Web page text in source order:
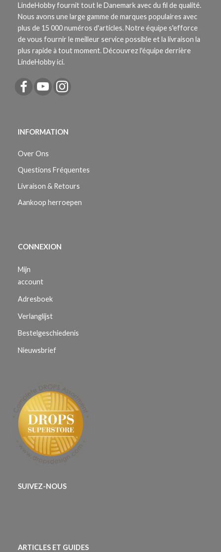
LindeHobby fournit tout le Danemark avec du fil de qualité.
Nous avons une large gamme de marques populaires avec
plus de 15 000 numéros d'articles. Notre équipe s'efforce
de vous fournir le meilleur service possible et la livraison la
plus rapide à tout moment. Découvrez l'équipe derrière
LindeHobby ici.
INFORMATION
Over Ons
Questions Fréquentes
Livraison & Retours
Aankoop herroepen
CONNEXION
Mijn
account
Adresboek
Verlanglijst
Bestelgeschiedenis
Nieuwsbrief
SUIVEZ-NOUS
ARTICLES ET GUIDES